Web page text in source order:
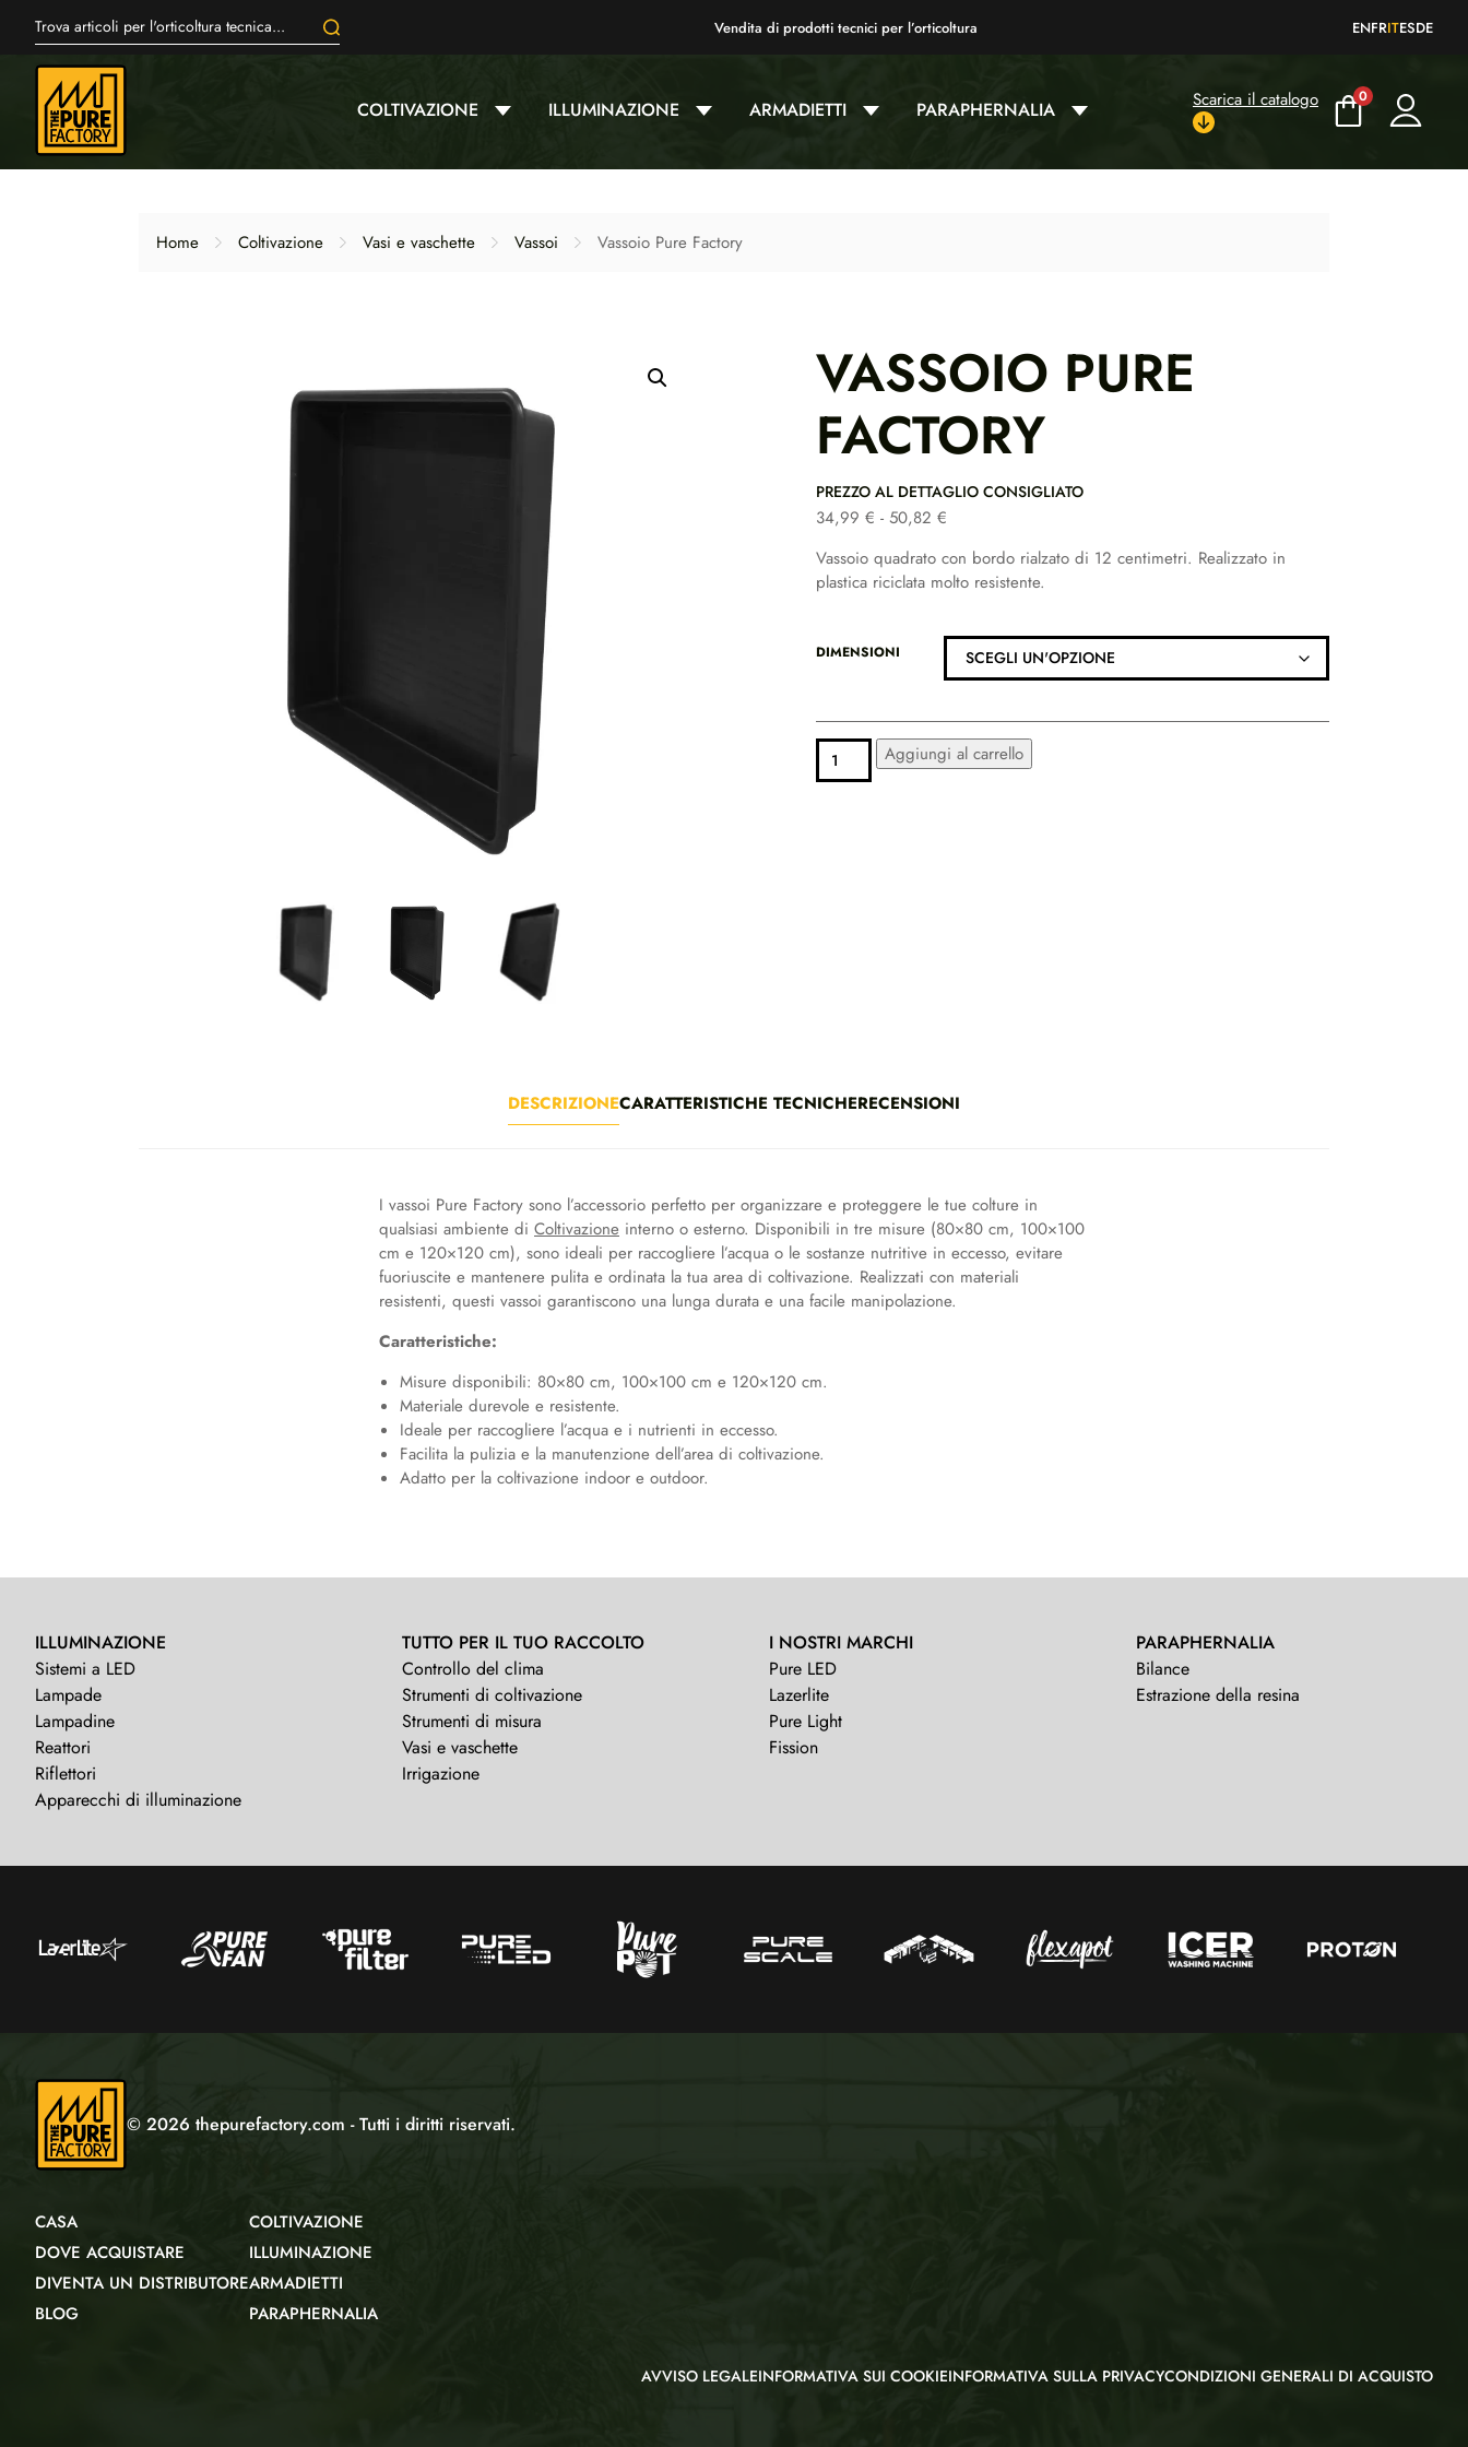
ENFRITESDE
Vendita di prodotti tecnici per l’orticoltura
COLTIVAZIONE ILLUMINAZIONE ARMADIETTI PARAPHERNALIA Scarica il catalogo 0
Home Coltivazione Vasi e vaschette Vassoi Vassoio Pure Factory
VASSOIO PURE
FACTORY
PREZZO AL DETTAGLIO CONSIGLIATO
34,99 € - 50,82 €
s
c
a
i
r
e
a
5
2
€
Vassoio quadrato con bordo rialzato di 12 centimetri. Realizzato in
plastica riciclata molto resistente.
DIMENSIONI
VASSOIO
PURE
FACTORY
Aggiungi al carrello ALTERNATIVE:
DESCRIZIONECARATTERISTICHE TECNICHERECENSIONI
I vassoi Pure Factory sono l’accessorio perfetto per organizzare e proteggere le tue colture in
qualsiasi ambiente di Coltivazione interno o esterno. Disponibili in tre misure (80×80 cm, 100×100
cm e 120×120 cm), sono ideali per raccogliere l’acqua o le sostanze nutritive in eccesso, evitare
fuoriuscite e mantenere pulita e ordinata la tua area di coltivazione. Realizzati con materiali
resistenti, questi vassoi garantiscono una lunga durata e una facile manipolazione.
Caratteristiche:
Misure disponibili: 80×80 cm, 100×100 cm e 120×120 cm.
Materiale durevole e resistente.
Ideale per raccogliere l’acqua e i nutrienti in eccesso.
Facilita la pulizia e la manutenzione dell’area di coltivazione.
Adatto per la coltivazione indoor e outdoor.
ILLUMINAZIONE
Sistemi a LED
Lampade
Lampadine
Reattori
Riflettori
Apparecchi di illuminazione
TUTTO PER IL TUO RACCOLTO
Controllo del clima
Strumenti di coltivazione
Strumenti di misura
Vasi e vaschette
Irrigazione
I NOSTRI MARCHI
Pure LED
Lazerlite
Pure Light
Fission
PARAPHERNALIA
Bilance
Estrazione della resina
© 2026 thepurefactory.com - Tutti i diritti riservati.
CASA
DOVE ACQUISTARE
DIVENTA UN DISTRIBUTORE
BLOG
COLTIVAZIONE
ILLUMINAZIONE
ARMADIETTI
PARAPHERNALIA
AVVISO LEGALEINFORMATIVA SUI COOKIEINFORMATIVA SULLA PRIVACYCONDIZIONI GENERALI DI ACQUISTO